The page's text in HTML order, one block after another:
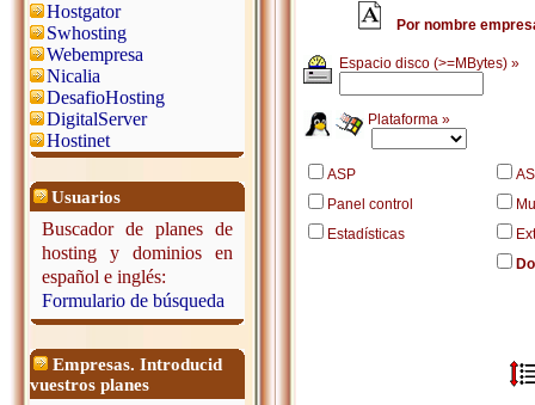
Hostgator
Swhosting
Webempresa
Nicalia
DesafioHosting
DigitalServer
Hostinet
Usuarios
Buscador de planes de
hosting y dominios en
español e inglés:
Formulario de búsqueda
Empresas. Introducid
vuestros planes
Por nombre
Espacio disco (>=MBytes) »
Plataforma »
ASP
Panel control
Estadísticas